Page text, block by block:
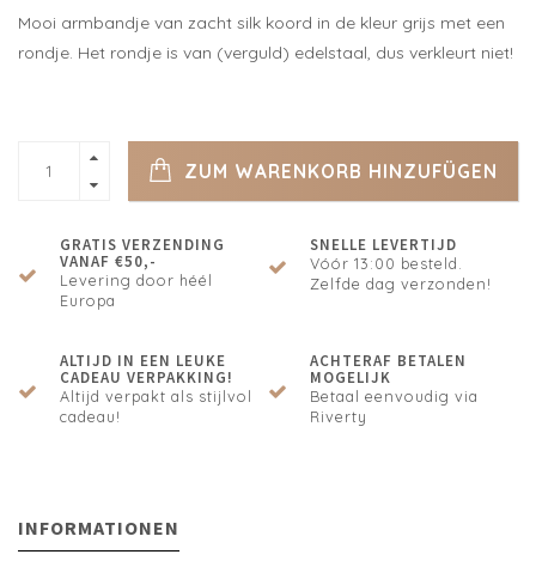
Mooi armbandje van zacht silk koord in de kleur grijs met een
rondje. Het rondje is van (verguld) edelstaal, dus verkleurt niet!
ZUM WARENKORB HINZUFÜGEN
GRATIS VERZENDING
VANAF €50,-
Levering door héél
Europa
SNELLE LEVERTIJD
Vóór 13:00 besteld.
Zelfde dag verzonden!
ALTIJD IN EEN LEUKE
CADEAU VERPAKKING!
Altijd verpakt als stijlvol
cadeau!
ACHTERAF BETALEN
MOGELIJK
Betaal eenvoudig via
Riverty
INFORMATIONEN